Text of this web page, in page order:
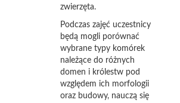
zwierzęta.
Podczas zajęć uczestnicy
będą mogli porównać
wybrane typy komórek
należące do różnych
domen i królestw pod
względem ich morfologii
oraz budowy, nauczą się